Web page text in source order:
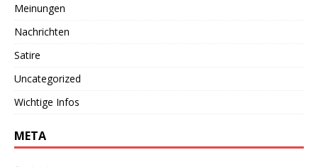
Meinungen
Nachrichten
Satire
Uncategorized
Wichtige Infos
META